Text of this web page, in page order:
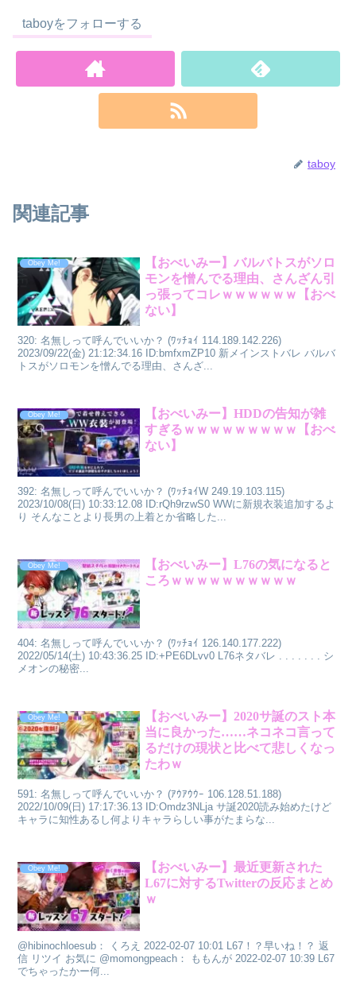
taboyをフォローする
taboy
関連記事
Obey Me!
【おべいみー】バルバトスがソロ
モンを憎んでる理由、さんざん引
っ張ってコレｗｗｗｗｗｗ【おべ
ない】
320: 名無しって呼んでいいか？ (ﾜｯﾁｮｲ 114.189.142.226)
2023/09/22(金) 21:12:34.16 ID:bmfxmZP10 新メインストバレ バルバ
トスがソロモンを憎んでる理由、さんざ...
Obey Me!
【おべいみー】HDDの告知が雑
すぎるｗｗｗｗｗｗｗｗｗ【おべ
ない】
392: 名無しって呼んでいいか？ (ﾜｯﾁｮｲW 249.19.103.115)
2023/10/08(日) 10:33:12.08 ID:rQh9rzwS0 WWに新規衣装追加するよ
り そんなことより長男の上着とか省略した...
Obey Me!
【おべいみー】L76の気になると
ころｗｗｗｗｗｗｗｗｗｗ
404: 名無しって呼んでいいか？ (ﾜｯﾁｮｲ 126.140.177.222)
2022/05/14(土) 10:43:36.25 ID:+PE6DLvv0 L76ネタバレ . . . . . . . シ
メオンの秘密...
Obey Me!
【おべいみー】2020サ誕のスト本
当に良かった……ネコネコ言って
るだけの現状と比べて悲しくなっ
たわｗ
591: 名無しって呼んでいいか？ (ｱｳｱｳｳｰ 106.128.51.188)
2022/10/09(日) 17:17:36.13 ID:Omdz3NLja サ誕2020読み始めたけど
キャラに知性あるし何よりキャラらしい事がたまらな...
Obey Me!
【おべいみー】最近更新された
L67に対するTwitterの反応まとめ
ｗ
@hibinochloesub： くろえ 2022-02-07 10:01 L67！？早いね！？ 返
信 リツイ お気に @momongpeach： ももんが 2022-02-07 10:39 L67
でちゃったかー何...